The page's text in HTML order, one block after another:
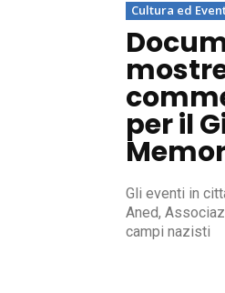
Cultura ed
per il
Gli eventi in
Aned,
campi nazisti